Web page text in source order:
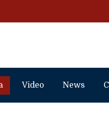
Video News